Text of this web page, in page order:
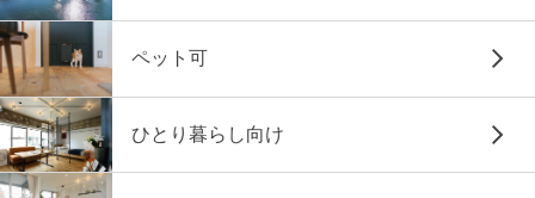
ペット可
ひとり暮らし向け